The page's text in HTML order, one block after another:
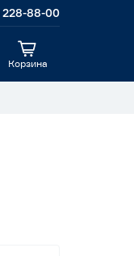
228-88-00
Корзина